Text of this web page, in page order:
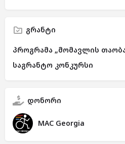
გრანტი
პროგრამა „მომავლის
საგრანტო კონკურსი
დონორი
MAC Georgia